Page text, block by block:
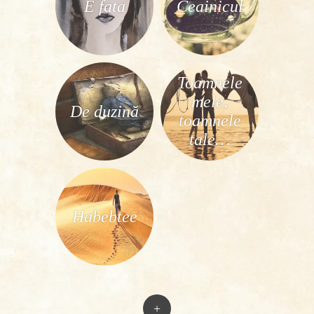
E fata Ceainicul
De duzină
Toamnele
mele,
toamnele
tale…
Habebtee
+